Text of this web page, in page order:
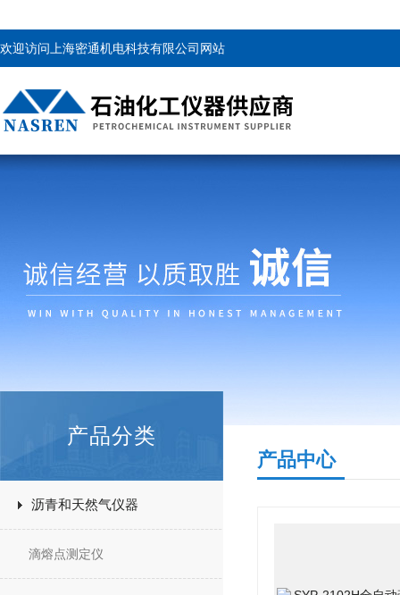
欢迎访问上海密通机电科技有限公司网站
产品分类
沥青和天然气仪器
滴熔点测定仪
产品中心